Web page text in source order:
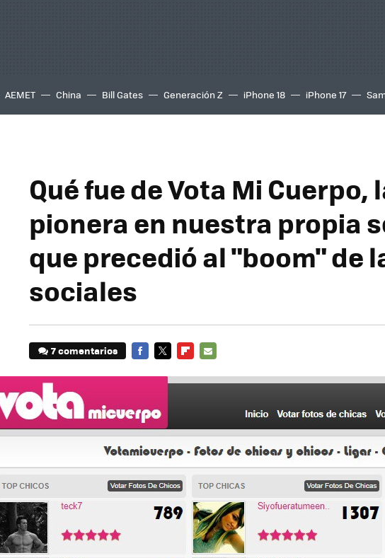
AEMET China Bill Gates Generación Z iPhone 18 iPhone 17
Qué fue de Vota Mi Cuerpo,
pionera en nuestra propia
que precedió al "boom" de
sociales
7 comentarios
MAIL